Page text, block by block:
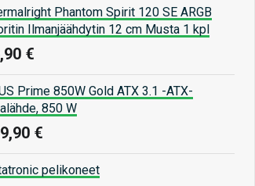
Phantom Spirit 120 SE ARGB
Ilmanjäähdytin 12 cm Musta 1 kpl
€
Prime 850W Gold ATX 3.1 -ATX-
850 W
€
pelikoneet